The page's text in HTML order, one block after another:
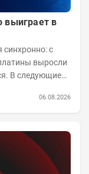
выиграет в
с
выросли
В следующие
06.08.2026